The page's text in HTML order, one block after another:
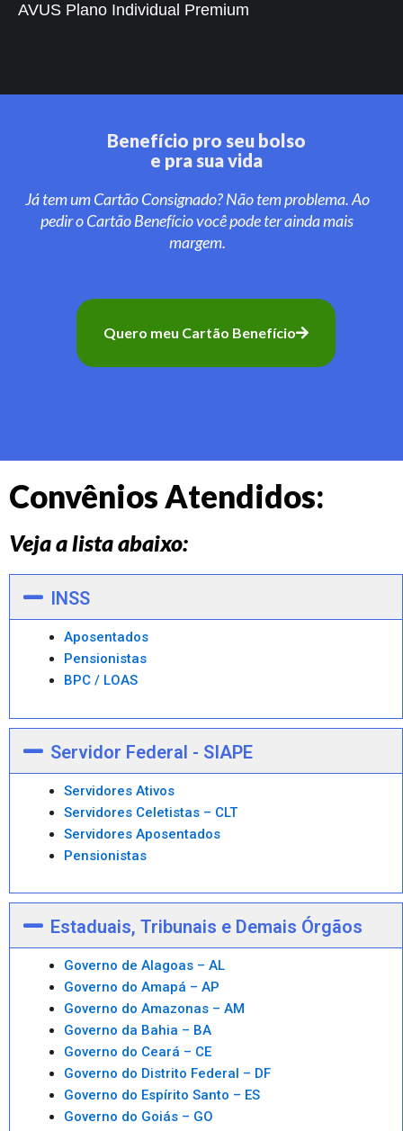
AVUS Plano Individual Premium
Benefício pro seu bolso
e pra sua vida
Já tem um Cartão Consignado? Não tem problema. Ao
pedir o Cartão Benefício você pode ter ainda mais
margem.
Quero meu Cartão Benefício
Convênios Atendidos:
Veja a lista abaixo:
INSS
Aposentados
Pensionistas
BPC / LOAS
Servidor Federal - SIAPE
Servidores Ativos
Servidores Celetistas – CLT
Servidores Aposentados
Pensionistas
Estaduais, Tribunais e Demais Órgãos
Governo de Alagoas – AL
Governo do Amapá – AP
Governo do Amazonas – AM
Governo da Bahia – BA
Governo do Ceará – CE
Governo do Distrito Federal – DF
Governo do Espírito Santo – ES
Governo do Goiás – GO